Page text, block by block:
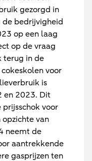
gezorgd in
bedrijvigheid
op een laag
op de vraag
terug in de
voor
is
en 2023. Dit
voor
van
neemt de
aantrekkende
gasprijzen ten